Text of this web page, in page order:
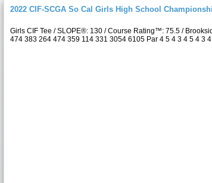
2022 CIF-SCGA So Cal Girls High School
Girls CIF Tee / SLOPE®: 130 / Course Rating™: 75.5 /
474 383 264 474 359 114 331 3054 6105 Par 4 5 4 3 4 5 4 3